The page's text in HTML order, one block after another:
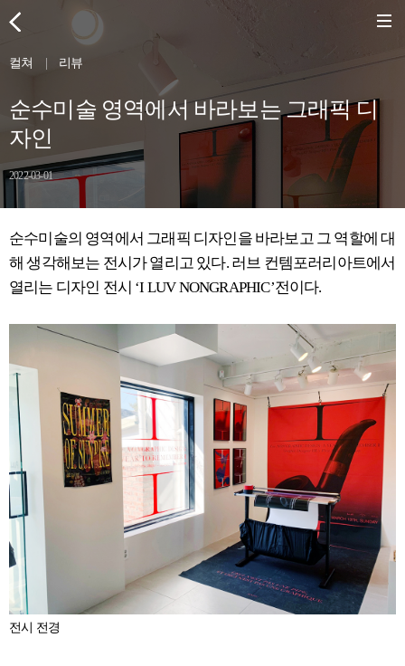
컬쳐 리뷰
순수미술 영역에서 바라보는 그래픽 디
자인
2022-03-01
순수미술의 영역에서 그래픽 디자인을 바라보고 그 역할에 대
해 생각해보는 전시가 열리고 있다. 러브 컨템포러리아트에서
열리는 디자인 전시 ‘I LUV NONGRAPHIC’전이다.
전시 전경